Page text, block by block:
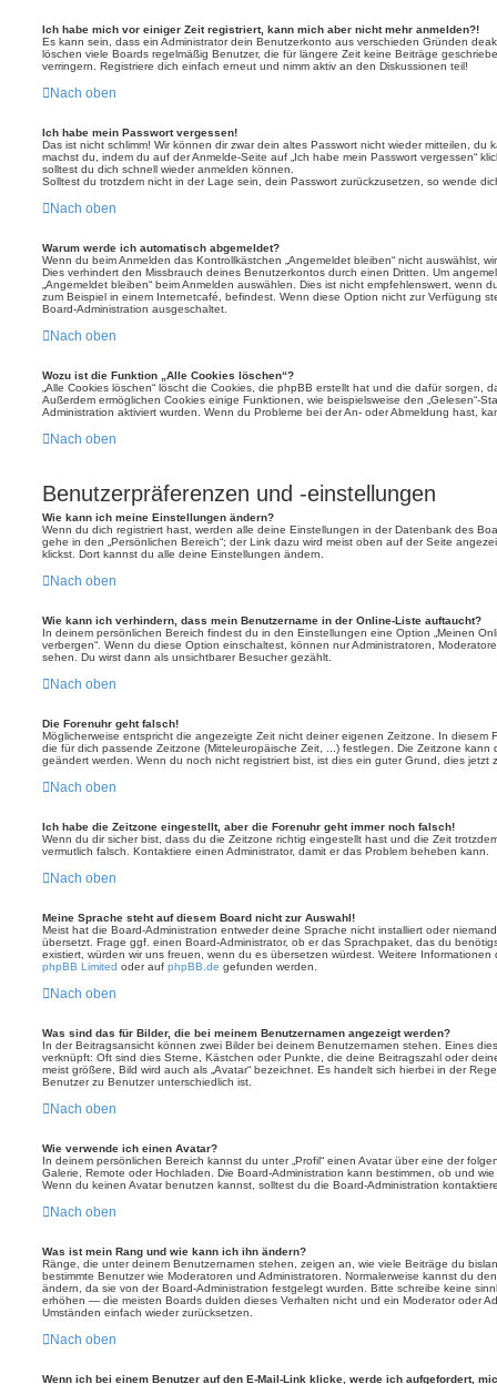
Ich habe mich vor einiger Zeit registriert, kann mich aber nicht mehr anmelden?!
Es kann sein, dass ein Administrator dein Benutzerkonto aus verschieden Gründen
löschen viele Boards regelmäßig Benutzer, die für längere Zeit keine Beiträge
verringern. Registriere dich einfach erneut und nimm aktiv an den Diskussionen teil!
Nach oben
Ich habe mein Passwort vergessen!
Das ist nicht schlimm! Wir können dir zwar dein altes Passwort nicht wieder mitteilen, du
machst du, indem du auf der Anmelde-Seite auf „Ich habe mein Passwort vergessen“
solltest du dich schnell wieder anmelden können.
Solltest du trotzdem nicht in der Lage sein, dein Passwort zurückzusetzen, so wende
Nach oben
Warum werde ich automatisch abgemeldet?
Wenn du beim Anmelden das Kontrollkästchen „Angemeldet bleiben“ nicht auswählst,
Dies verhindert den Missbrauch deines Benutzerkontos durch einen Dritten. Um
„Angemeldet bleiben“ beim Anmelden auswählen. Dies ist nicht empfehlenswert, wenn
zum Beispiel in einem Internetcafé, befindest. Wenn diese Option nicht zur Verfügung
Board-Administration ausgeschaltet.
Nach oben
Wozu ist die Funktion „Alle Cookies löschen“?
„Alle Cookies löschen“ löscht die Cookies, die phpBB erstellt hat und die dafür sorgen,
Außerdem ermöglichen Cookies einige Funktionen, wie beispielsweise den „Gelesen“-
Administration aktiviert wurden. Wenn du Probleme bei der An- oder Abmeldung hast,
Nach oben
Benutzerpräferenzen und -einstellungen
Wie kann ich meine Einstellungen ändern?
Wenn du dich registriert hast, werden alle deine Einstellungen in der Datenbank des
gehe in den „Persönlichen Bereich“; der Link dazu wird meist oben auf der Seite
klickst. Dort kannst du alle deine Einstellungen ändern.
Nach oben
Wie kann ich verhindern, dass mein Benutzername in der Online-Liste auftaucht?
In deinem persönlichen Bereich findest du in den Einstellungen eine Option „Meinen
verbergen“. Wenn du diese Option einschaltest, können nur Administratoren,
sehen. Du wirst dann als unsichtbarer Besucher gezählt.
Nach oben
Die Forenuhr geht falsch!
Möglicherweise entspricht die angezeigte Zeit nicht deiner eigenen Zeitzone. In diesem
die für dich passende Zeitzone (Mitteleuropäische Zeit, ...) festlegen. Die Zeitzone kann
geändert werden. Wenn du noch nicht registriert bist, ist dies ein guter Grund, dies jetzt
Nach oben
Ich habe die Zeitzone eingestellt, aber die Forenuhr geht immer noch falsch!
Wenn du dir sicher bist, dass du die Zeitzone richtig eingestellt hast und die Zeit
vermutlich falsch. Kontaktiere einen Administrator, damit er das Problem beheben kann.
Nach oben
Meine Sprache steht auf diesem Board nicht zur Auswahl!
Meist hat die Board-Administration entweder deine Sprache nicht installiert oder
übersetzt. Frage ggf. einen Board-Administrator, ob er das Sprachpaket, das du
existiert, würden wir uns freuen, wenn du es übersetzen würdest. Weitere
phpBB Limited oder auf phpBB.de gefunden werden.
Nach oben
Was sind das für Bilder, die bei meinem Benutzernamen angezeigt werden?
In der Beitragsansicht können zwei Bilder bei deinem Benutzernamen stehen. Eines
verknüpft: Oft sind dies Sterne, Kästchen oder Punkte, die deine Beitragszahl oder
meist größere, Bild wird auch als „Avatar“ bezeichnet. Es handelt sich hierbei in der
Benutzer zu Benutzer unterschiedlich ist.
Nach oben
Wie verwende ich einen Avatar?
In deinem persönlichen Bereich kannst du unter „Profil“ einen Avatar über eine der
Galerie, Remote oder Hochladen. Die Board-Administration kann bestimmen, ob und
Wenn du keinen Avatar benutzen kannst, solltest du die Board-Administration
Nach oben
Was ist mein Rang und wie kann ich ihn ändern?
Ränge, die unter deinem Benutzernamen stehen, zeigen an, wie viele Beiträge du
bestimmte Benutzer wie Moderatoren und Administratoren. Normalerweise kannst du
ändern, da sie von der Board-Administration festgelegt wurden. Bitte schreibe keine
erhöhen — die meisten Boards dulden dieses Verhalten nicht und ein Moderator oder
Umständen einfach wieder zurücksetzen.
Nach oben
Wenn ich bei einem Benutzer auf den E-Mail-Link klicke, werde ich aufgefordert,